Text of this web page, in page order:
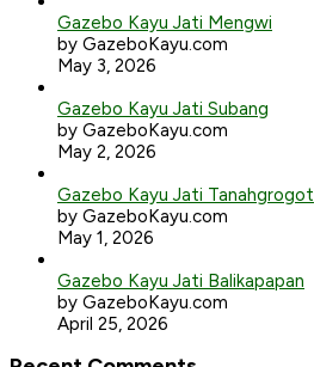
Gazebo Kayu Jati Mengwi
by GazeboKayu.com
May 3, 2026
Gazebo Kayu Jati Subang
by GazeboKayu.com
May 2, 2026
Gazebo Kayu Jati Tanahgrogot
by GazeboKayu.com
May 1, 2026
Gazebo Kayu Jati Balikapapan
by GazeboKayu.com
April 25, 2026